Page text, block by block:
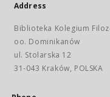
Address
Biblioteka Kolegium
oo. Dominikanów
ul. Stolarska 12
31-043 Kraków, POLSKA